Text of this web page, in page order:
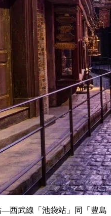
西武線「池袋站」同「豊島